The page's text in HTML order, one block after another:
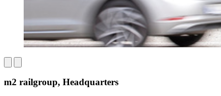
m2 railgroup, Headquarters